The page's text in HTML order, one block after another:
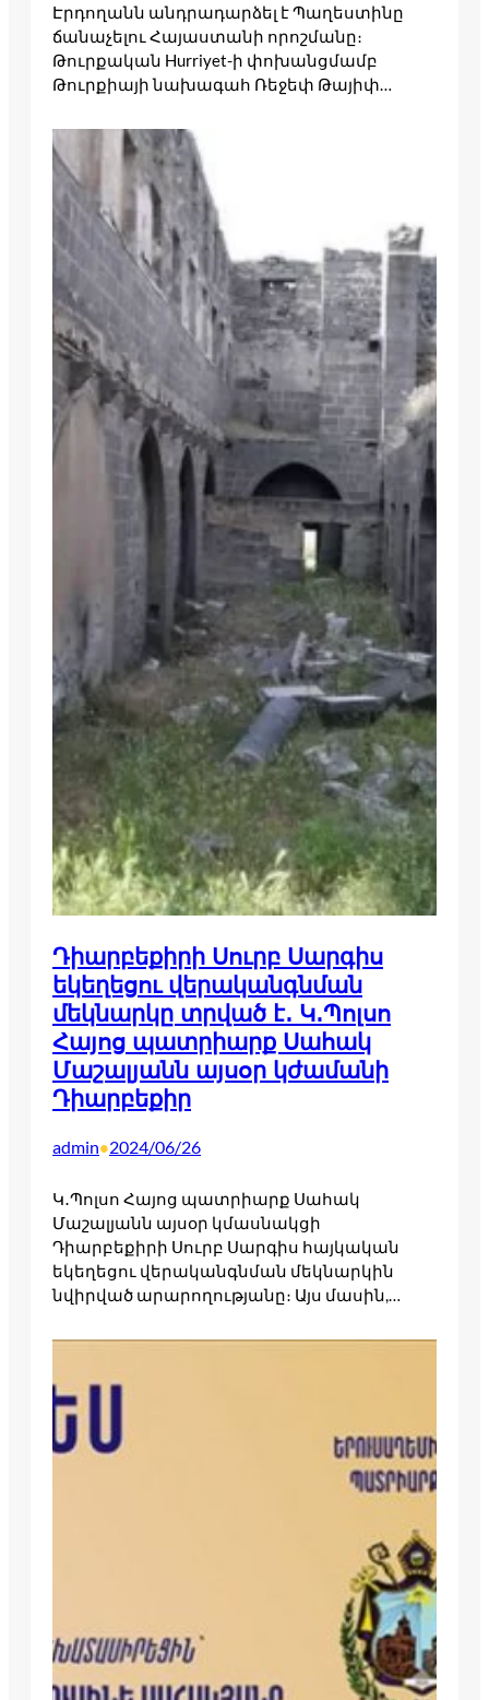
Էրդողանն անդրադարձել է Պաղեստինը
ճանաչելու Հայաստանի որոշմանը։
Թուրքական Hurriyet-ի փոխանցմամբ
Թուրքիայի նախագահ Ռեջեփ Թայիփ…
Դիարբեքիրի Սուրբ Սարգիս
եկեղեցու վերականգնման
մեկնարկը տրված է․ Կ․Պոլսո
Հայոց պատրիարք Սահակ
Մաշալյանն այսօր կժամանի
Դիարբեքիր
admin•2024/06/26
Կ․Պոլսո Հայոց պատրիարք Սահակ
Մաշալյանն այսօր կմասնակցի
Դիարբեքիրի Սուրբ Սարգիս հայկական
եկեղեցու վերականգնման մեկնարկին
նվիրված արարողությանը։ Այս մասին,…